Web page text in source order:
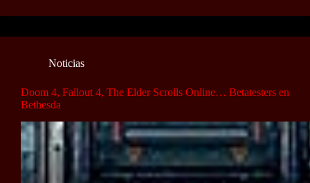
Noticias
Doom 4, Fallout 4, The Elder Scrolls Online… Betatesters en
Bethesda